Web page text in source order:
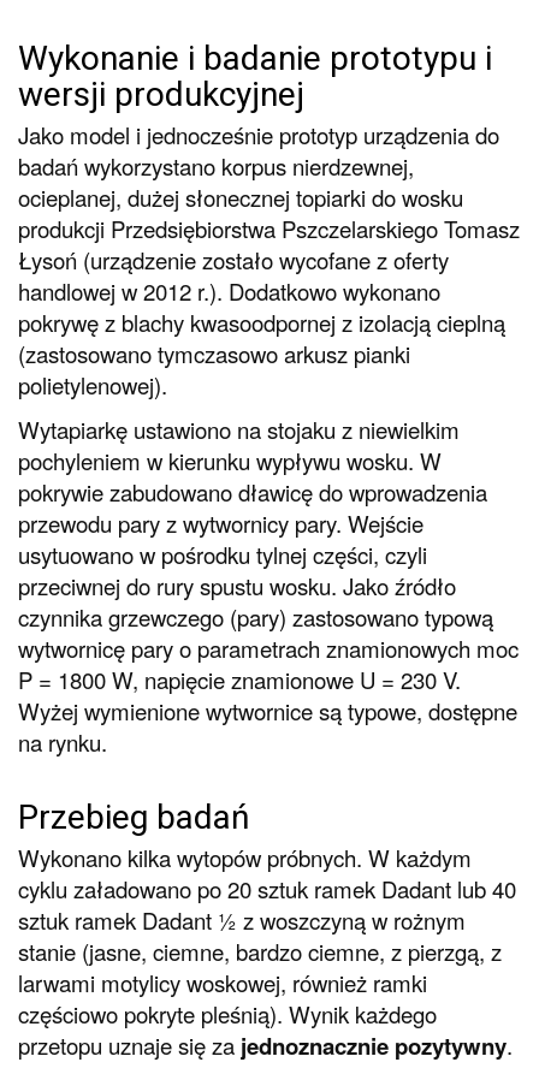
Wykonanie i badanie prototypu i
wersji produkcyjnej
Jako model i jednocześnie prototyp urządzenia do
badań wykorzystano korpus nierdzewnej,
ocieplanej, dużej słonecznej topiarki do wosku
produkcji Przedsiębiorstwa Pszczelarskiego Tomasz
Łysoń (urządzenie zostało wycofane z oferty
handlowej w 2012 r.). Dodatkowo wykonano
pokrywę z blachy kwasoodpornej z izolacją cieplną
(zastosowano tymczasowo arkusz pianki
polietylenowej).
Wytapiarkę ustawiono na stojaku z niewielkim
pochyleniem w kierunku wypływu wosku. W
pokrywie zabudowano dławicę do wprowadzenia
przewodu pary z wytwornicy pary. Wejście
usytuowano w pośrodku tylnej części, czyli
przeciwnej do rury spustu wosku. Jako źródło
czynnika grzewczego (pary) zastosowano typową
wytwornicę pary o parametrach znamionowych moc
P = 1800 W, napięcie znamionowe U = 230 V.
Wyżej wymienione wytwornice są typowe, dostępne
na rynku.
Przebieg badań
Wykonano kilka wytopów próbnych. W każdym
cyklu załadowano po 20 sztuk ramek Dadant lub 40
sztuk ramek Dadant ½ z woszczyną w rożnym
stanie (jasne, ciemne, bardzo ciemne, z pierzgą, z
larwami motylicy woskowej, również ramki
częściowo pokryte pleśnią). Wynik każdego
przetopu uznaje się za jednoznacznie pozytywny.